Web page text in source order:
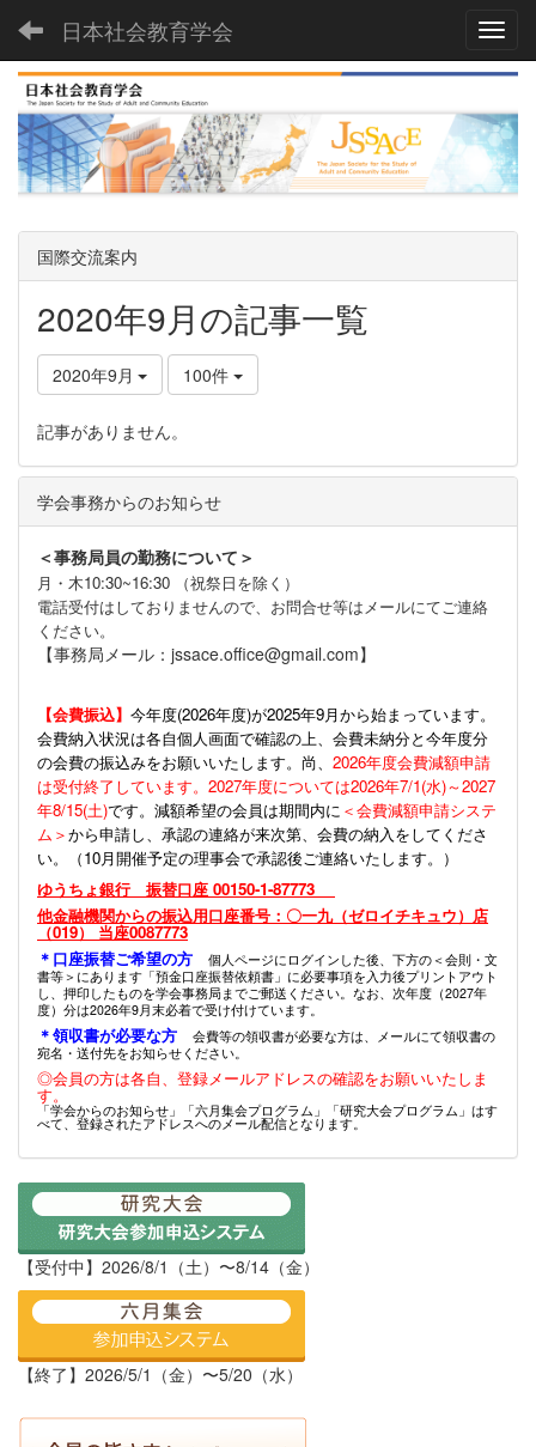
日本社会教育学会
国際交流案内
2020年9月の記事一覧
2020年9月 100件
記事がありません。
学会事務からのお知らせ
＜事務局員の勤務について＞
月・木10:30~16:30 （祝祭日を除く）
電話受付はしておりませんので、お問合せ等はメールにてご連絡
ください。
【事務局メール：jssace.office@gmail.com】
【会費振込】 今年度(2026年度)が2025年9月から始まっています。
会費納入状況は各自個人画面で確認の上、会費未納分と今年度分
の会費の振込みをお願いいたします。尚、 2026年度会費減額申請
は受付終了しています。2027年度については2026年7/1(水)～2027
年8/15(土)です。減額希望の会員は期間内に ＜会費減額申請システ
ム＞から申請し、承認の連絡が来次第、会費の納入をしてくださ
い。（10月開催予定の理事会で承認後ご連絡いたします。）
ゆうちょ銀行 振替口座 00150-1-87773
他金融機関からの振込用口座番号：〇一九（ゼロイチキュウ）店
（019） 当座0087773
＊口座振替ご希望の方
個人ページにログインした後、下方の＜会則・文
書等＞にあります「預金口座振替依頼書」に必要事項を入力後プリントアウト
し、押印したものを学会事務局までご郵送ください。なお、次年度（2027年
度）分は2026年9月末必着で受け付けています。
＊領収書が必要な方
会費等の領収書が必要な方は、メールにて領収書の
宛名・送付先をお知らせください。
◎会員の方は各自、登録メールアドレスの確認をお願いいたしま
す。
「学会からのお知らせ」「六月集会プログラム」「研究大会プログラム」はす
べて、登録されたアドレスへのメール配信となります。
【受付中】2026/8/1（土）〜8/14（金）
【終了】2026/5/1（金）〜5/20（水）